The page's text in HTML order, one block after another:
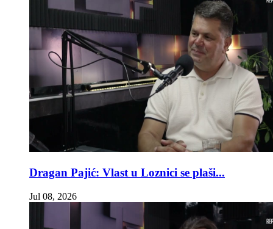
Dragan Pajić: Vlast u Loznici se plaši...
Jul 08, 2026